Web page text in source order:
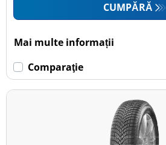
CUMPĂRĂ
Mai multe informații
Comparaţie